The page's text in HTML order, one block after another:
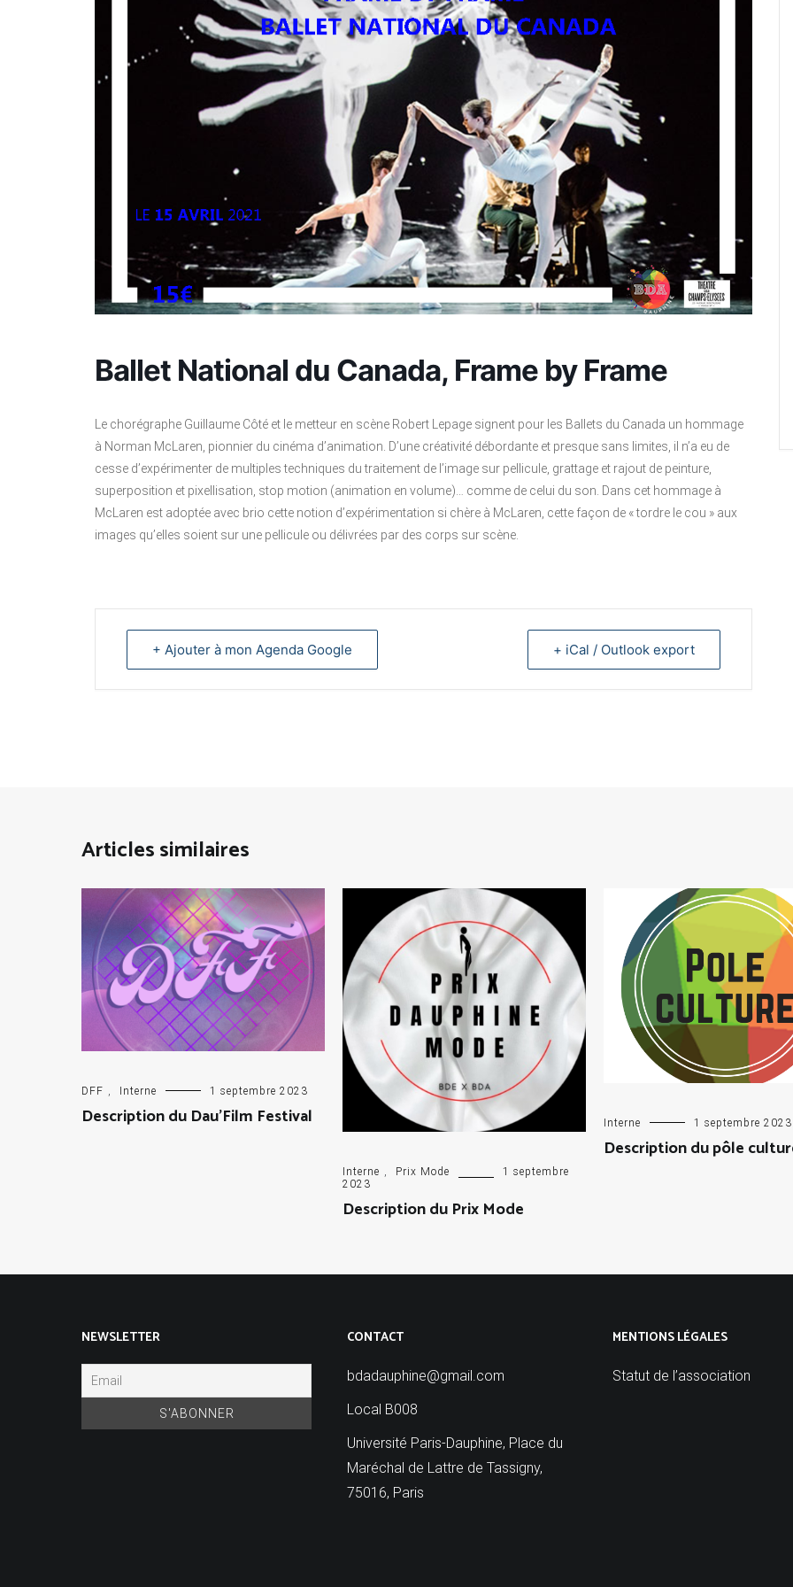
Ballet National du Canada, Frame by Frame
Le chorégraphe Guillaume Côté et le metteur en scène Robert Lepage signent pour les Ballets du Canada un hommage
à Norman McLaren, pionnier du cinéma d’animation. D’une créativité débordante et presque sans limites, il n’a eu de
cesse d’expérimenter de multiples techniques du traitement de l’image sur pellicule, grattage et rajout de peinture,
superposition et pixellisation, stop motion (animation en volume)… comme de celui du son. Dans cet hommage à
McLaren est adoptée avec brio cette notion d’expérimentation si chère à McLaren, cette façon de « tordre le cou » aux
images qu’elles soient sur une pellicule ou délivrées par des corps sur scène.
+ Ajouter à mon Agenda Google + iCal / Outlook export
Articles similaires
DFF Interne 1 septembre 2023
Description du Dau’Film Festival
Interne , Prix Mode
1 septembre
2023
Description du Prix Mode
Interne 1 septembre 2023
Description du pôle
NEWSLETTER CONTACT
bdadauphine@gmail.com
Local B008
Université Paris-Dauphine, Place du
Maréchal de Lattre de Tassigny,
75016, Paris
MENTIONS LÉGALES
Statut de l’association